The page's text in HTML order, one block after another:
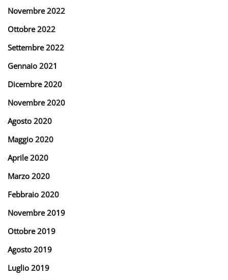
Novembre 2022
Ottobre 2022
Settembre 2022
Gennaio 2021
Dicembre 2020
Novembre 2020
Agosto 2020
Maggio 2020
Aprile 2020
Marzo 2020
Febbraio 2020
Novembre 2019
Ottobre 2019
Agosto 2019
Luglio 2019